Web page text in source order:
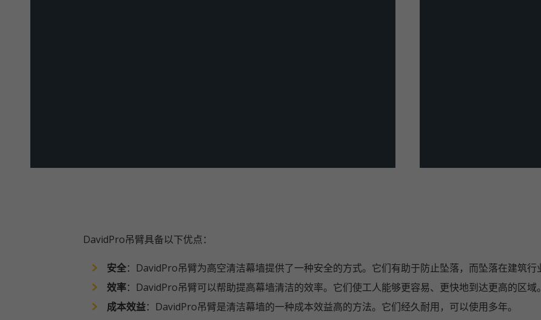
DavidPro吊臂具备以下优点：
安全：DavidPro吊臂为高空清洁幕墙提供了一种安全的方式。它们有助于防止坠落，而坠落在建筑行
效率：DavidPro吊臂可以帮助提高幕墙清洁的效率。它们使工人能够更容易、更快地到达更高的区域。
成本效益：DavidPro吊臂是清洁幕墙的一种成本效益高的方法。它们经久耐用，可以使用多年。